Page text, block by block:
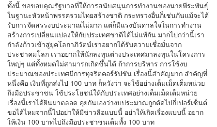
ทั้งนี้ ขอขอบคุณรัฐบาลที่ให้การสนับสนุนการทำงานของนายพีระพันธุ์
ในฐานะหัวหน้าพรรครวมไทยสร้างชาติ กระทรวงอื่นก็เช่นกันแม้จะได้
รับการจัดสรรงบประมาณไม่มาก แต่ก็มีแรงบันดาลใจในการทำงาน
สร้างการเปลี่ยนแปลงให้กับประเทศชาติได้ไม่แพ้กัน มากไปกว่านี้เรา
กำลังก้าวเข้าสู่ยุคโลกาภิวัตน์เราอยากได้รับความเชื่อมั่นจาก
ประชาคมโลก เราอยากให้นักลงทุนต่างประเทศมาลงทุนในโครงการ
ใหญ่ๆ แต่ทั้งหมดไม่สามารถเกิดขึ้นได้ ถ้าการบริหาร การใช้งบ
ประมาณของประเทศมีการทุจริตคอร์รัปชัน เรื่องนี้สำคัญมาก สำคัญที่
หนึ่งคือ เงินที่ถูกส่งไป 100 บาท ก็หวังว่า จะใช้อย่างเต็มเม็ดเต็มหน่วย
ถึงมือประชาชน ใช้ประโยชน์ให้กับประเทศอย่างเต็มเม็ดเต็มหน่วย
เรื่องนี้เราได้ยินมาตลอด คุยกันเองว่างบประมาณถูกตัดไปกี่เปอร์เซ็นต์
ขอได้ไหมจากนี้ไปอย่าให้มีข่าวลือแบบนี้ อย่าให้เกิดเรื่องแบบนี้ อยาก
ให้เงิน 100 บาทไปถึงมือประชาชนเต็มทั้ง 100 บาท